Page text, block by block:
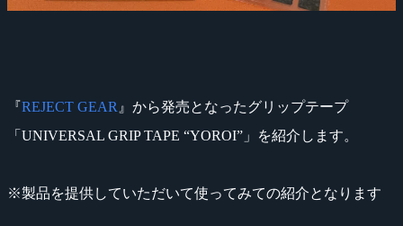
『REJECT GEAR 』から発売となったグリップテープ
「UNIVERSAL GRIP TAPE “YOROI”」を紹介します。
※製品を提供していただいて使ってみての紹介となります